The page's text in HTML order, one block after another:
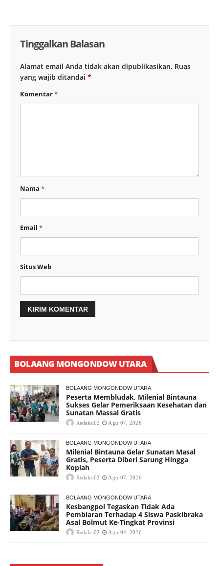
Tinggalkan Balasan
Alamat email Anda tidak akan dipublikasikan. Ruas
yang wajib ditandai *
Komentar*
Nama *
Email *
Situs Web
BOLAANG MONGONDOW UTARA
BOLAANG MONGONDOW UTARA
Peserta Membludak, Milenial Bintauna
Sukses Gelar Pemeriksaan Kesehatan dan
Sunatan Massal Gratis
Redaksi02 Agu 07, 2026
BOLAANG MONGONDOW UTARA
Milenial Bintauna Gelar Sunatan Masal
Gratis, Peserta Diberi Sarung Hingga
Kopiah
Redaksi02 Agu 07, 2026
BOLAANG MONGONDOW UTARA
Kesbangpol Tegaskan Tidak Ada
Pembiaran Terhadap 4 Siswa Paskibraka
Asal Bolmut Ke-Tingkat Provinsi
Redaksi02 Agu 04, 2026